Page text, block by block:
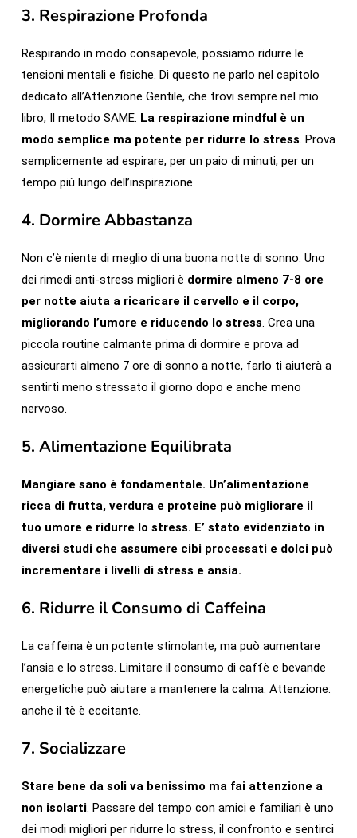
3. Respirazione Profonda
Respirando in modo consapevole, possiamo ridurre le
tensioni mentali e fisiche. Di questo ne parlo nel capitolo
dedicato all’Attenzione Gentile, che trovi sempre nel mio
libro, Il metodo SAME. La respirazione mindful è un
modo semplice ma potente per ridurre lo stress. Prova
semplicemente ad espirare, per un paio di minuti, per un
tempo più lungo dell’inspirazione.
4. Dormire Abbastanza
Non c’è niente di meglio di una buona notte di sonno. Uno
dei rimedi anti-stress migliori è dormire almeno 7-8 ore
per notte aiuta a ricaricare il cervello e il corpo,
migliorando l’umore e riducendo lo stress. Crea una
piccola routine calmante prima di dormire e prova ad
assicurarti almeno 7 ore di sonno a notte, farlo ti aiuterà a
sentirti meno stressato il giorno dopo e anche meno
nervoso.
5. Alimentazione Equilibrata
Mangiare sano è fondamentale. Un’alimentazione
ricca di frutta, verdura e proteine può migliorare il
tuo umore e ridurre lo stress. E’ stato evidenziato in
diversi studi che assumere cibi processati e dolci può
incrementare i livelli di stress e ansia.
6. Ridurre il Consumo di Caffeina
La caffeina è un potente stimolante, ma può aumentare
l’ansia e lo stress. Limitare il consumo di caffè e bevande
energetiche può aiutare a mantenere la calma. Attenzione:
anche il tè è eccitante.
7. Socializzare
Stare bene da soli va benissimo ma fai attenzione a
non isolarti. Passare del tempo con amici e familiari è uno
dei modi migliori per ridurre lo stress, il confronto e sentirci